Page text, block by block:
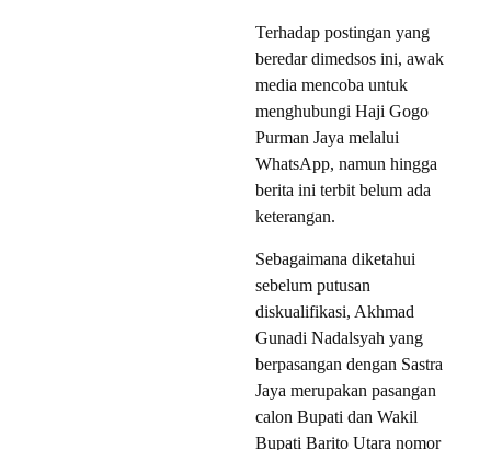
Terhadap postingan yang
beredar dimedsos ini, awak
media mencoba untuk
menghubungi Haji Gogo
Purman Jaya melalui
WhatsApp, namun hingga
berita ini terbit belum ada
keterangan.
Sebagaimana diketahui
sebelum putusan
diskualifikasi, Akhmad
Gunadi Nadalsyah yang
berpasangan dengan Sastra
Jaya merupakan pasangan
calon Bupati dan Wakil
Bupati Barito Utara nomor